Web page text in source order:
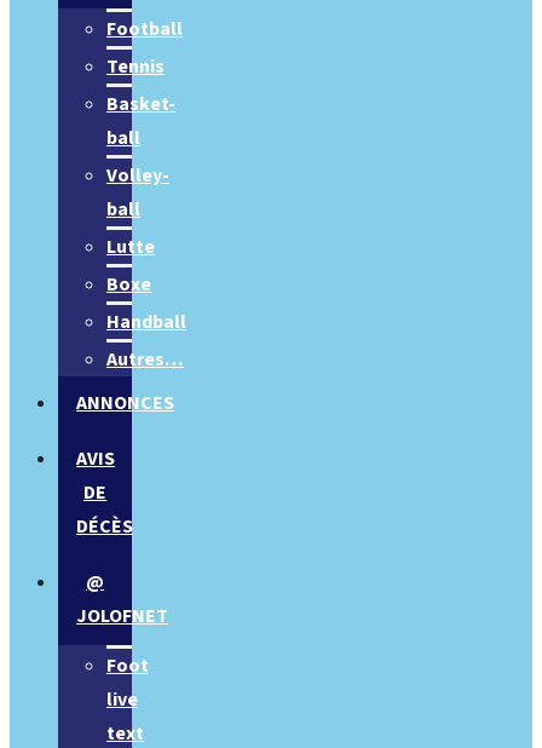
Football
Tennis
Basket-
ball
Volley-
ball
Lutte
Boxe
Handball
Autres…
ANNONCES
AVIS
DE
DÉCÈS
@
JOLOFNET
Foot
live
text